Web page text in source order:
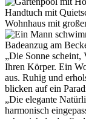
„Die Sonne
Ihren Körper. Ein
aus. Ruhig und
blicken auf ein
„Die elegante
harmonisch